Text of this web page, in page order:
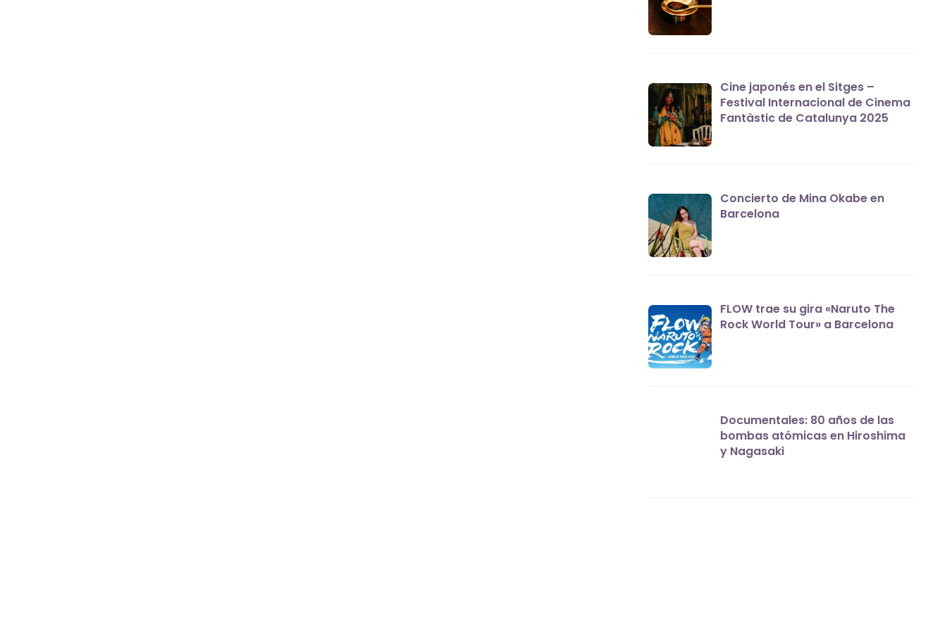
Cine japonés en el Sitges –
Festival Internacional de Cinema
Fantàstic de Catalunya 2025
Concierto de Mina Okabe en
Barcelona
FLOW trae su gira «Naruto The
Rock World Tour» a Barcelona
Documentales: 80 años de las
bombas atómicas en Hiroshima
y Nagasaki